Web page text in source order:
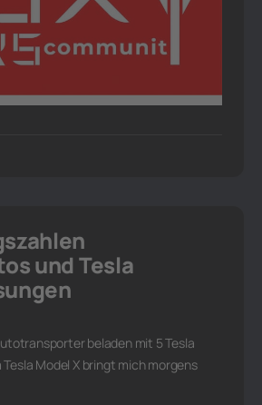
und Tesla
beladen mit 5 Tesla
Tesla Model X bringt mich morgens